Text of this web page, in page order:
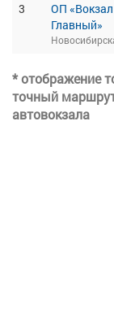
3
ОП
Главный»
* отображение
точный
автовокзала